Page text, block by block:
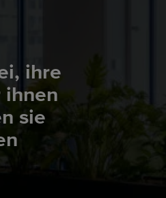
ihre
ihnen
sie